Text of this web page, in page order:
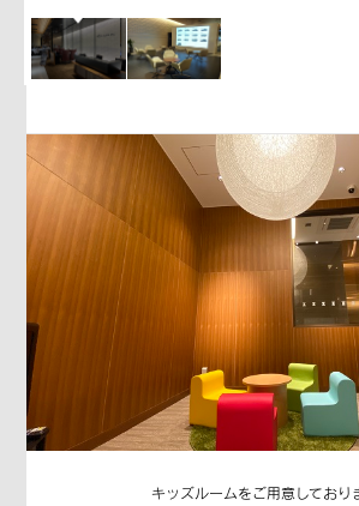
キッズルームをご用意しており